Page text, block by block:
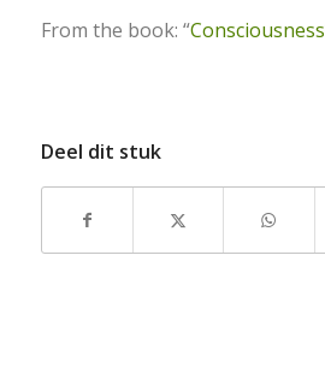
From the book: “Consciousness
Deel dit stuk